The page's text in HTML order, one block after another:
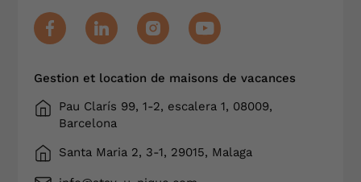
Gestion et location de maisons de vacances
Pau Clarís 99, 1-2, escalera 1, 08009,
Barcelona
Santa Maria 2, 3-1, 29015, Malaga